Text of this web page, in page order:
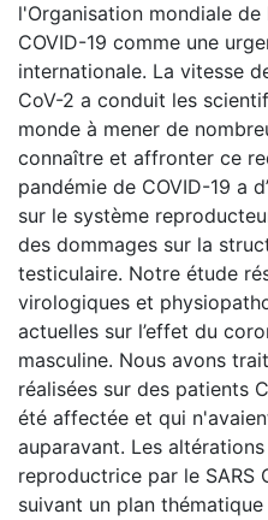
l'Organisation mondiale
COVID-19 comme une
internationale. La vitesse
CoV-2 a conduit les
monde à mener de
connaître et affronter ce
pandémie de COVID-19 a
sur le système
des dommages sur la
testiculaire. Notre étude
virologiques et
actuelles sur l’effet du
masculine. Nous avons
réalisées sur des patients
été affectée et qui
auparavant. Les
reproductrice par le SARS
suivant un plan